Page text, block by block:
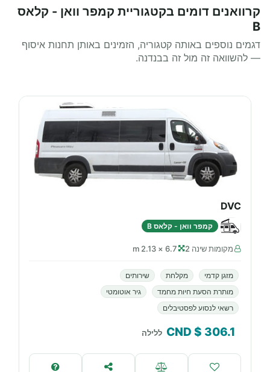
קרוואנים דומים בקטגוריית קמפר וואן - קלאס
B
דגמים נוספים באותה קטגוריה, הזמינים באותן תחנות איסוף
— להשוואה זה מול זה בבנדנה.
DVC
קמפר וואן - קלאס B
מקומות שינה 2 6.7 × 2.13 m
מזגן קדמי מקלחת
שירותים
מותרת הסעת חיות מחמד
גיר אוטומטי
רשאי לנסוע לפסטיבלים
306.1
$ CND ללילה